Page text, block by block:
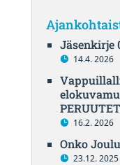
Jäsenkirje
14.4. 2026
16.2. 2026
Onko
23.12. 2025